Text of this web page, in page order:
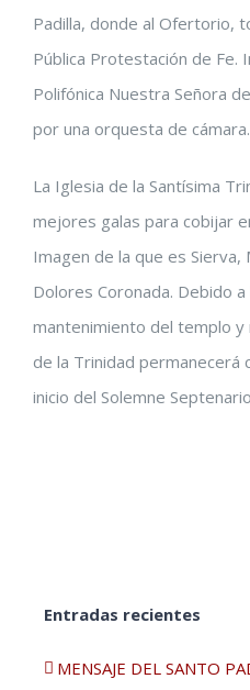
Padilla, donde al Ofertorio,
Pública Protestación de Fe.
Polifónica Nuestra Señora
por una orquesta de cámara.
La Iglesia de la Santísima
mejores galas para cobijar
Imagen de la que es Sierva,
Dolores Coronada. Debido
mantenimiento del templo
de la Trinidad permanecerá
inicio del Solemne
Entradas recientes
MENSAJE DEL SANTO